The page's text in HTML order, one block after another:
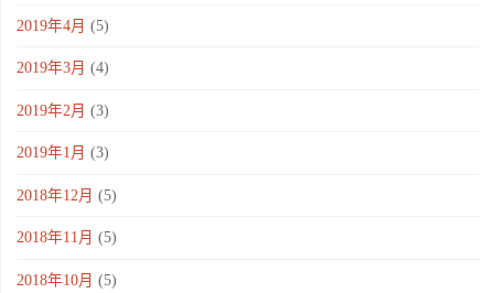
2019年4月 (5)
2019年3月 (4)
2019年2月 (3)
2019年1月 (3)
2018年12月 (5)
2018年11月 (5)
2018年10月 (5)